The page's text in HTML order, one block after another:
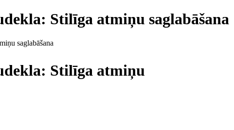
Stilīga atmiņu saglabāšana
saglabāšana
Stilīga atmiņu